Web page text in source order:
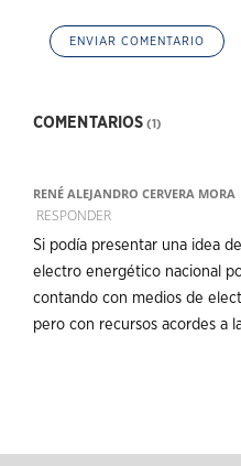
COMENTARIOS(1)
RENÉ ALEJANDRO CERVERA MORA
RESPONDER
Si podía presentar una idea
electro energético nacional
contando con medios de
pero con recursos acordes a